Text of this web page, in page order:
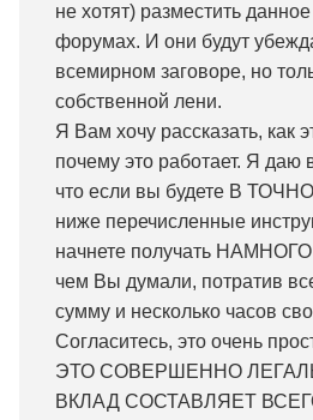
не хотят) разместить
форумах. И они будут
всемирном заговоре, но
собственной лени.
Я Вам хочу рассказать, как
почему это работает. Я даю
что если вы будете В
ниже перечисленные
начнете получать
чем Вы думали, потратив
сумму и несколько часов
Согласитесь, это очень
ЭТО СОВЕРШЕННО
ВКЛАД СОСТАВЛЯЕТ